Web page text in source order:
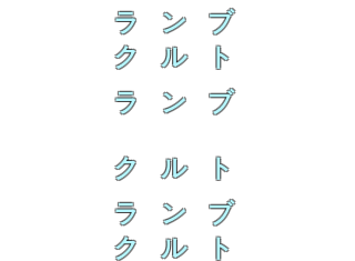
ラ ン ブ
ク ル ト
ラ ン ブ
ク ル ト
ラ ン ブ
ク ル ト